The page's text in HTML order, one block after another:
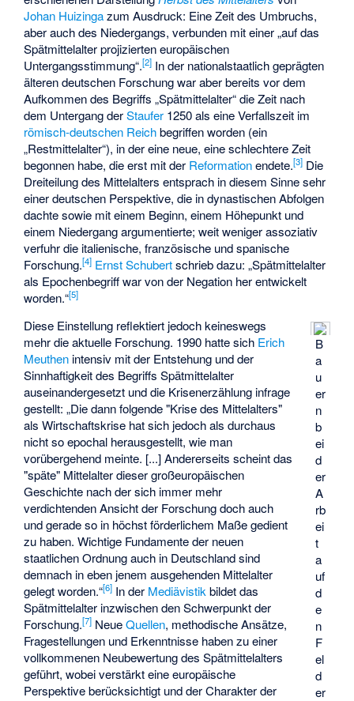
Johan Huizingazum Ausdruck: Eine Zeit des Umbruchs,
aber auch des Niedergangs, verbunden mit einer „auf das
Spätmittelalter projizierten europäischen
Untergangsstimmung“.[2] In der nationalstaatlich geprägten
älteren deutschen Forschung war aber bereits vor dem
Aufkommen des Begriffs „Spätmittelalter“ die Zeit nach
dem Untergang derStaufer 1250 als eine Verfallszeit im
römisch-deutschen Reichbegriffen worden (ein
„Restmittelalter“), in der eine neue, eine schlechtere Zeit
begonnen habe, die erst mit der Reformationendete.[3] Die
Dreiteilung des Mittelalters entsprach in diesem Sinne sehr
einer deutschen Perspektive, die in dynastischen Abfolgen
dachte sowie mit einem Beginn, einem Höhepunkt und
einem Niedergang argumentierte; weit weniger assoziativ
verfuhr die italienische, französische und spanische
Forschung.[4] Ernst Schubertschrieb dazu: „Spätmittelalter
als Epochenbegriff war von der Negation her entwickelt
worden.“[5]
B
a
u
er
n
b
ei
d
er
A
rb
ei
t
a
uf
d
e
n
F
el
d
er
Diese Einstellung reflektiert jedoch keineswegs
mehr die aktuelle Forschung. 1990 hatte sich Erich
Meuthen intensiv mit der Entstehung und der
Sinnhaftigkeit des Begriffs Spätmittelalter
auseinandergesetzt und die Krisenerzählung infrage
gestellt: „Die dann folgende "Krise des Mittelalters"
als Wirtschaftskrise hat sich jedoch als durchaus
nicht so epochal herausgestellt, wie man
vorübergehend meinte. [...] Andererseits scheint das
"späte" Mittelalter dieser großeuropäischen
Geschichte nach der sich immer mehr
verdichtenden Ansicht der Forschung doch auch
und gerade so in höchst förderlichem Maße gedient
zu haben. Wichtige Fundamente der neuen
staatlichen Ordnung auch in Deutschland sind
demnach in eben jenem ausgehenden Mittelalter
gelegt worden.“[6] In der Mediävistik bildet das
Spätmittelalter inzwischen den Schwerpunkt der
Forschung.[7] NeueQuellen, methodische Ansätze,
Fragestellungen und Erkenntnisse haben zu einer
vollkommenen Neubewertung des Spätmittelalters
geführt, wobei verstärkt eine europäische
Perspektive berücksichtigt und der Charakter der